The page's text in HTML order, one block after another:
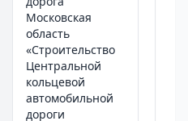
Московская
область
«Строительство
Центральной
кольцевой
автомобильной
дороги